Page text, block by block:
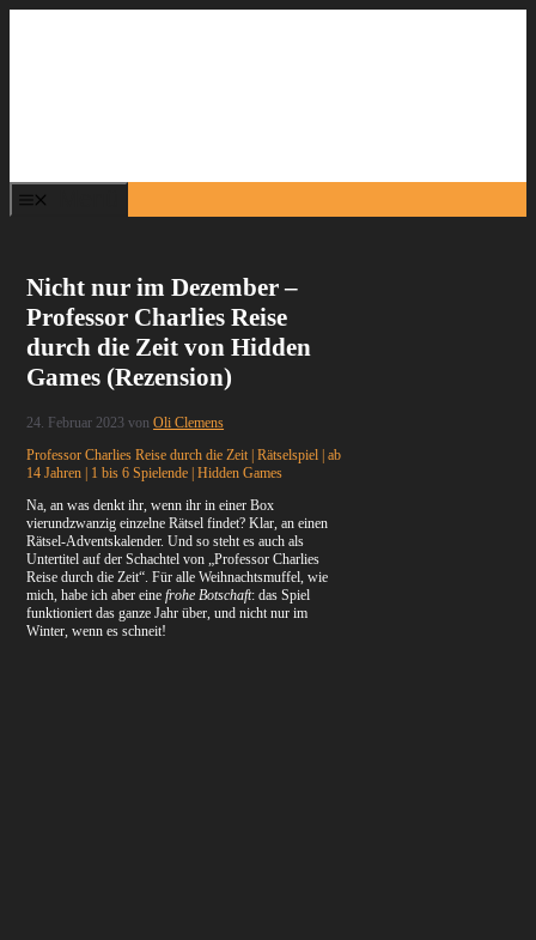
Nicht nur im Dezember –
Professor Charlies Reise
durch die Zeit von Hidden
Games (Rezension)
24. Februar 2023 vonOli Clemens
Professor Charlies Reise durch die Zeit | Rätselspiel | ab
14 Jahren | 1 bis 6 Spielende | Hidden Games
Na, an was denkt ihr, wenn ihr in einer Box
vierundzwanzig einzelne Rätsel findet? Klar, an einen
Rätsel-Adventskalender. Und so steht es auch als
Untertitel auf der Schachtel von „Professor Charlies
Reise durch die Zeit“. Für alle Weihnachtsmuffel, wie
mich, habe ich aber einefrohe Botschaft: das Spiel
funktioniert das ganze Jahr über, und nicht nur im
Winter, wenn es schneit!